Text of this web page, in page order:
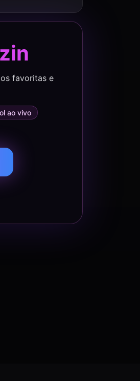
favoritas e
ao vivo